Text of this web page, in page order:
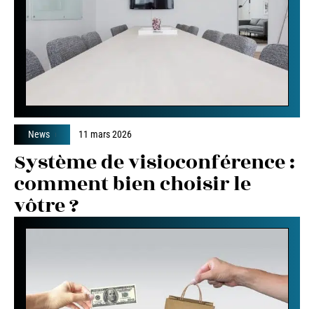
News 11 mars 2026
Système de visioconférence :
comment bien choisir le
vôtre ?